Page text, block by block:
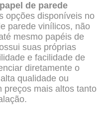
de parede
opções disponíveis no
parede vinílicos, não
mesmo papéis de
suas próprias
e facilidade de
diretamente o
qualidade ou
preços mais altos tanto